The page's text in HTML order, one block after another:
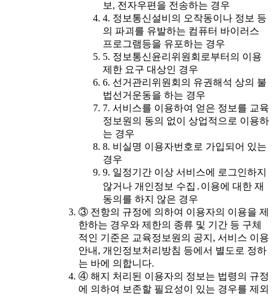
보, 전자우편을 전송하는 경우
4. 정보통신설비의 오작동이나 정보 등
의 파괴를 유발하는 컴퓨터 바이러스
프로그램등을 유포하는 경우
5. 정보통신윤리위원회로부터의 이용
제한 요구 대상인 경우
6. 선거관리위원회의 유권해석 상의 불
법선거운동을 하는 경우
7. 서비스를 이용하여 얻은 정보를 교육
정보원의 동의 없이 상업적으로 이용하
는 경우
8. 비실명 이용자번호로 가입되어 있는
경우
9. 일정기간 이상 서비스에 로그인하지
않거나 개인정보 수집․이용에 대한 재
동의를 하지 않은 경우
③ 전항의 규정에 의하여 이용자의 이용을 제
한하는 경우와 제한의 종류 및 기간 등 구체
적인 기준은 교육정보원의 공지, 서비스 이용
안내, 개인정보처리방침 등에서 별도로 정하
는 바에 의합니다.
④ 해지 처리된 이용자의 정보는 법령의 규정
에 의하여 보존할 필요성이 있는 경우를 제외